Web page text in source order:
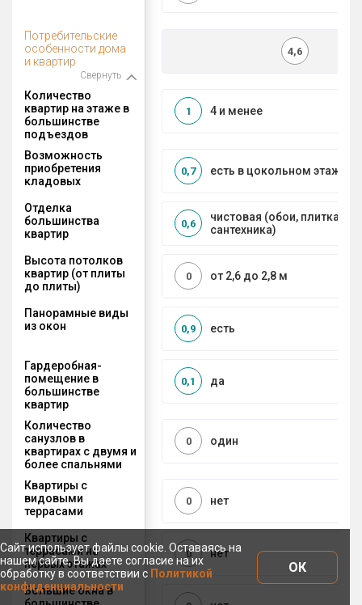
Потребительские
особенности дома
и квартир
Свернуть
4,6
Количество
квартир на этаже в
большинстве
подъездов
4 и менее
1
Возможность
приобретения
кладовых
есть в цокольном этаже
0,7
Отделка
большинства
квартир
чистовая (обои, плитка,
сантехника)
0,6
Высота потолков
квартир (от плиты
до плиты)
от 2,6 до 2,8 м
0
Панорамные виды
из окон
есть
0,9
Гардеробная-
помещение в
большинстве
квартир
да
0,1
Количество
санузлов в
квартирах с двумя и
более спальнями
один
0
Квартиры с
видовыми
террасами
нет
0
Квартиры с
террасами на
первых этажах
нет
0
Большие окна в
Сайт использует файлы cookie. Оставаясь на
нашем сайте, Вы даете согласие на их
обработку в соответствии с Политикой
конфиденциальности
ОК